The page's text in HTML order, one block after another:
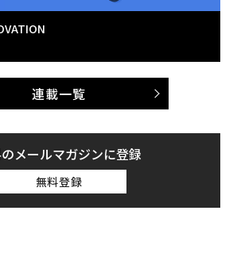
連載一覧
メールマガジンに登録
無料登録